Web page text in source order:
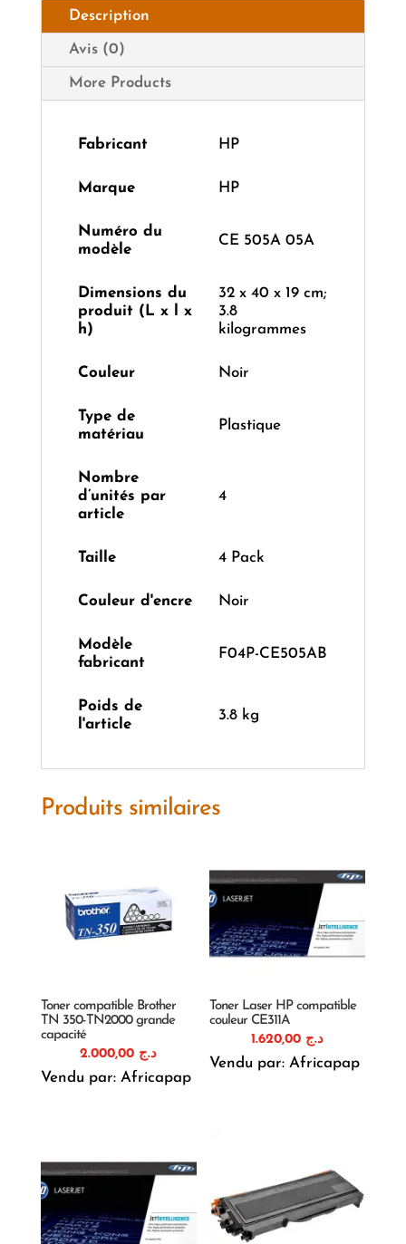
Description
Avis (0)
More Products
Fabricant ‎HP
Marque ‎HP
Numéro du
modèle
‎CE 505A 05A
Dimensions du
produit (L x l x
h)
‎32 x 40 x 19 cm;
3.8
kilogrammes
Couleur ‎Noir
Type de
matériau
‎Plastique
Nombre
d’unités par
article
‎4
Taille ‎4 Pack
Couleur d'encre ‎Noir
Modèle
fabricant
‎F04P-CE505AB
Poids de
l'article
‎3.8 kg
Produits similaires
Toner compatible Brother
TN 350-TN2000 grande
capacité
د.ج
Vendu par: Africapap
Toner Laser HP compatible
couleur CE311A
د.ج
Vendu par: Africapap